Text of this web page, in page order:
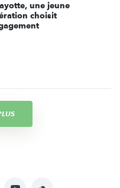
une jeune
choisit
YouTubeSoundcloud